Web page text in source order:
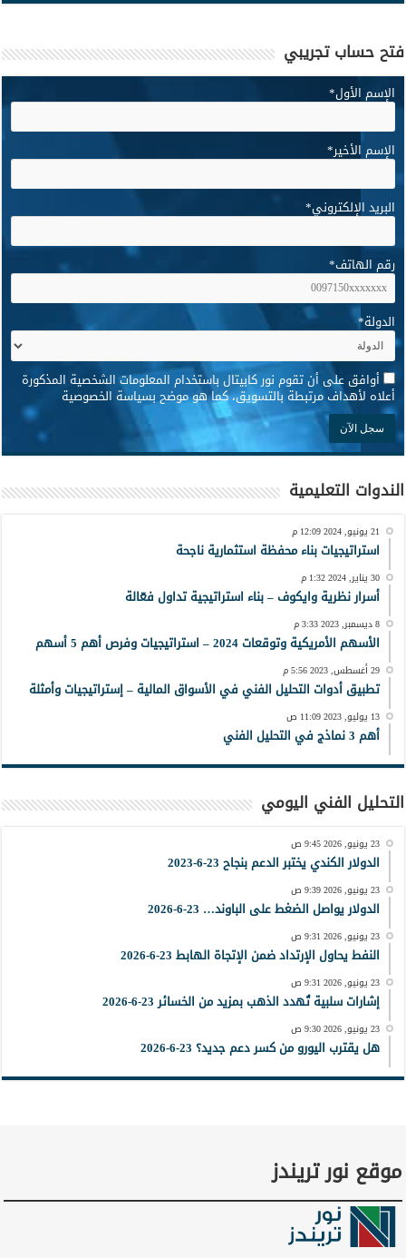
فتح حساب تجريبي
الإسم الأول*
الإسم الأخير*
البريد الإلكتروني*
رقم الهاتف*
الدولة*
* أوافق على أن تقوم نور كابيتال باستخدام المعلومات الشخصية المذكورة
أعلاه لأهداف مرتبطة بالتسويق، كما هو موضح بسياسة الخصوصية
الندوات التعليمية
21 يونيو, 2024 12:09 م
استراتيجيات بناء محفظة استثمارية ناجحة
30 يناير, 2024 1:32 م
أسرار نظرية وايكوف – بناء استراتيجية تداول فعّالة
8 ديسمبر, 2023 3:33 م
الأسهم الأمريكية وتوقعات 2024 – استراتيجيات وفرص أهم 5 أسهم
29 أغسطس, 2023 5:56 م
تطبيق أدوات التحليل الفني في الأسواق المالية – إستراتيجيات وأمثلة
13 يوليو, 2023 11:09 ص
أهم 3 نماذج في التحليل الفني
التحليل الفني اليومي
23 يونيو, 2026 9:45 ص
الدولار الكندي يختبر الدعم بنجاح 23-6-2023
23 يونيو, 2026 9:39 ص
الدولار يواصل الضغط على الباوند… 23-6-2026
23 يونيو, 2026 9:31 ص
النفط يحاول الإرتداد ضمن الإتجاة الهابط 23-6-2026
23 يونيو, 2026 9:31 ص
إشارات سلبية تُهدد الذهب بمزيد من الخسائر 23-6-2026
23 يونيو, 2026 9:30 ص
هل يقترب اليورو من كسر دعم جديد؟ 23-6-2026
موقع نور تريندز